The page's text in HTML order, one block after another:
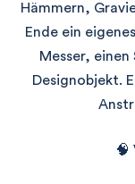
Hämmern,
Ende ein
Messer,
Designobjekt.
🧠